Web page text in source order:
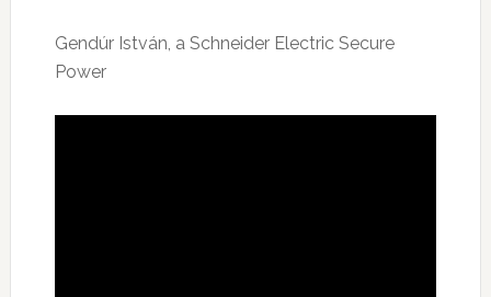
Gendúr István, a Schneider Electric Secure
Power